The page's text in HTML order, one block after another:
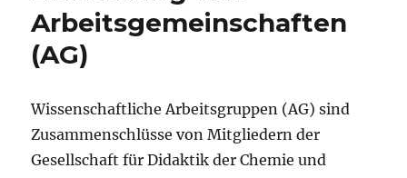
Arbeitsgemeinschaften
(AG)
Wissenschaftliche Arbeitsgruppen (AG) sind
Zusammenschlüsse von Mitgliedern der
Gesellschaft für Didaktik der Chemie und